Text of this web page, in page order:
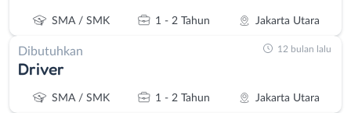
SMA / SMK 1 - 2 Tahun Jakarta Utara
Dibutuhkan
Driver
SMA / SMK 1 - 2 Tahun Jakarta Utara
12 bulan lalu